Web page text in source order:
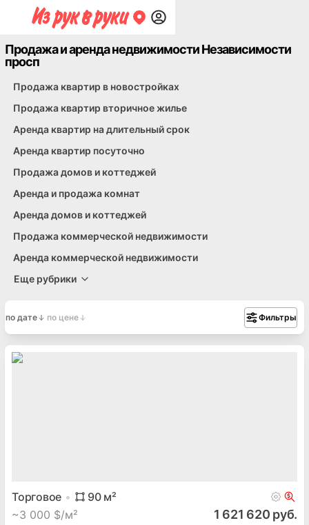
Продажа и аренда недвижимости Независимости
просп
Продажа квартир в новостройках
Продажа квартир вторичное жилье
Аренда квартир на длительный срок
Аренда квартир посуточно
Продажа домов и коттеджей
Аренда и продажа комнат
Аренда домов и коттеджей
Продажа коммерческой недвижимости
Аренда коммерческой недвижимости
Обмен квартир
Аренда и продажа зарубежной недвижимости
Обмен домов, участков, дач
Гаражи, автостоянки и машиноместа
Оформление регистрации
Аукционы и другое
Спрос
Еще рубрики
по дате по цене Фильтры
Торговое 90м²
~3 000 $/м² 1 621 620 руб.